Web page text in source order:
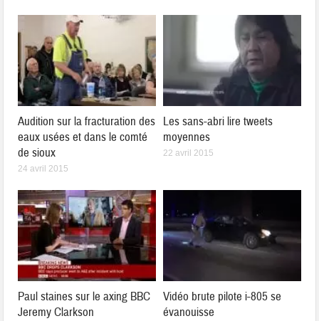
Audition sur la fracturation des
eaux usées et dans le comté
de sioux
24 avril 2015
Les sans-abri lire tweets
moyennes
22 avril 2015
Paul staines sur le axing BBC
Jeremy Clarkson
Vidéo brute pilote i-805 se
évanouisse